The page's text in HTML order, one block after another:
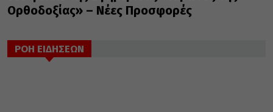
Ορθοδοξίας» – Νέες Προσφορές
ΡΟΗ ΕΙΔΗΣΕΩΝ